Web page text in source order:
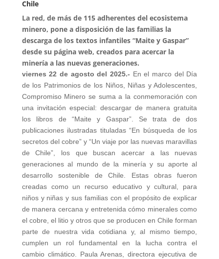
Chile
La red, de más de 115 adherentes del ecosistema
minero, pone a disposición de las familias la
descarga de los textos infantiles “Maite y Gaspar”
desde su página web, creados para acercar la
minería a las nuevas generaciones.
viernes 22 de agosto del 2025.- En el marco del Día
de los Patrimonios de los Niños, Niñas y Adolescentes,
Compromiso Minero se suma a la conmemoración con
una invitación especial: descargar de manera gratuita
los libros de “Maite y Gaspar”. Se trata de dos
publicaciones ilustradas tituladas “En búsqueda de los
secretos del cobre” y “Un viaje por las nuevas maravillas
de Chile”, los que buscan acercar a las nuevas
generaciones al mundo de la minería y su aporte al
desarrollo sostenible de Chile. Estas obras fueron
creadas como un recurso educativo y cultural, para
niños y niñas y sus familias con el propósito de explicar
de manera cercana y entretenida cómo minerales como
el cobre, el litio y otros que se producen en Chile forman
parte de nuestra vida cotidiana y, al mismo tiempo,
cumplen un rol fundamental en la lucha contra el
cambio climático. Paula Arenas, directora ejecutiva de